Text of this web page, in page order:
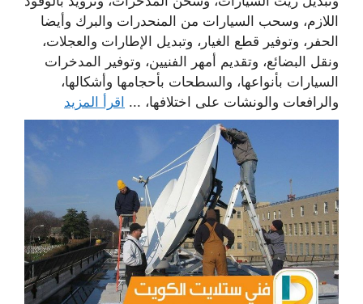
اللازم، وسحب السيارات من المنحدرات والبرك وأيضا
الحفر، وتوفير قطع الغيار، وتبديل الإطارات والعجلات،
ونقل البضائع، وتقديم أمهر الفنيين، وتوفير المدخرات
السيارات بأنواعها، والسطحات بأحجامها وأشكالها،
والرافعات والونشات على اختلافها، ... اقرأ المزيد